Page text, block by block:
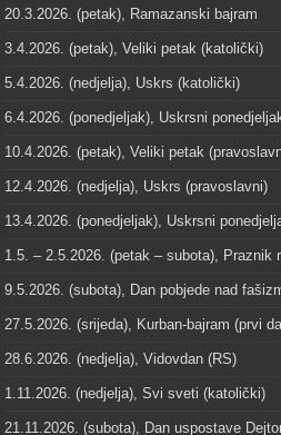
20.3.2026. (petak), Ramazanski bajram
3.4.2026. (petak), Veliki petak (katolički)
5.4.2026. (nedjelja), Uskrs (katolički)
6.4.2026. (ponedjeljak), Uskrsni
10.4.2026. (petak), Veliki petak
12.4.2026. (nedjelja), Uskrs (pravoslavni)
13.4.2026. (ponedjeljak), Uskrsni
1.5. – 2.5.2026. (petak – subota), Praznik
9.5.2026. (subota), Dan pobjede nad
27.5.2026. (srijeda), Kurban-bajram (prvi
28.6.2026. (nedjelja), Vidovdan (RS)
1.11.2026. (nedjelja), Svi sveti (katolički)
21.11.2026. (subota), Dan uspostave